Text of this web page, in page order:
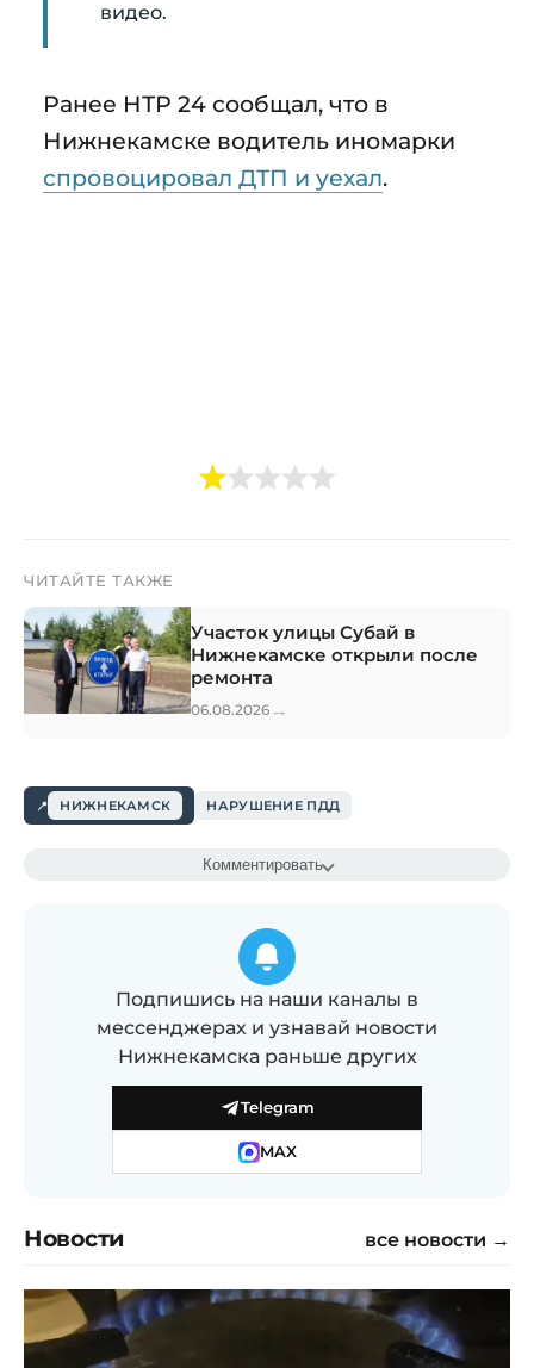
видео.
Ранее НТР 24 сообщал, что в
Нижнекамске водитель иномарки
спровоцировал ДТП и уехал.
ЧИТАЙТЕ ТАКЖЕ
Участок улицы Субай в
Нижнекамске открыли после
ремонта
06.08.2026 →
НИЖНЕКАМСК НАРУШЕНИЕ ПДД
Комментировать
Подпишись на наши каналы в
мессенджерах и узнавай новости
Нижнекамска раньше других
Telegram
MAX
Новости все новости →